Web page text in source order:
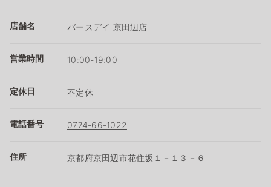
店舗名 バースデイ 京田辺店
営業時間 10:00-19:00
定休日 不定休
電話番号 0774-66-1022
住所 京都府京田辺市花住坂１－１３－６